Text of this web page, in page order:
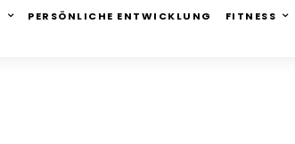
PERSÖNLICHE ENTWICKLUNG FITNESS